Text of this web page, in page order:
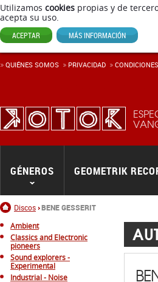
Utilizamos cookies propias y de
acepta su uso.
ACEPTAR MÁS INFORMACIÓN
Inicio
Discos BENE GESSERIT
GÉNEROS GEOMETRIK
QUIÉNES SOMOS PRIVACIDAD
Ambient
Classics and Electronic
pioneers
Sound explorers -
Experimental
Industrial - Noise